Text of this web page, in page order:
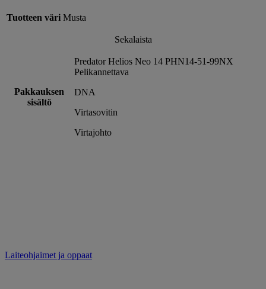
Tuotteen väri Musta
Sekalaista
Pakkauksen
sisältö
Predator Helios Neo 14 PHN14-51-99NX
Pelikannettava
DNA
Virtasovitin
Virtajohto
Laiteohjaimet ja oppaat